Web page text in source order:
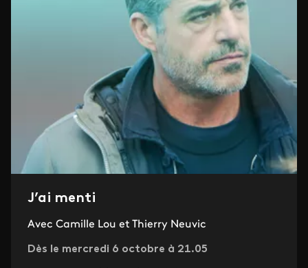
J’ai menti
Avec Camille Lou et Thierry Neuvic
Dès le mercredi 6 octobre à 21.05